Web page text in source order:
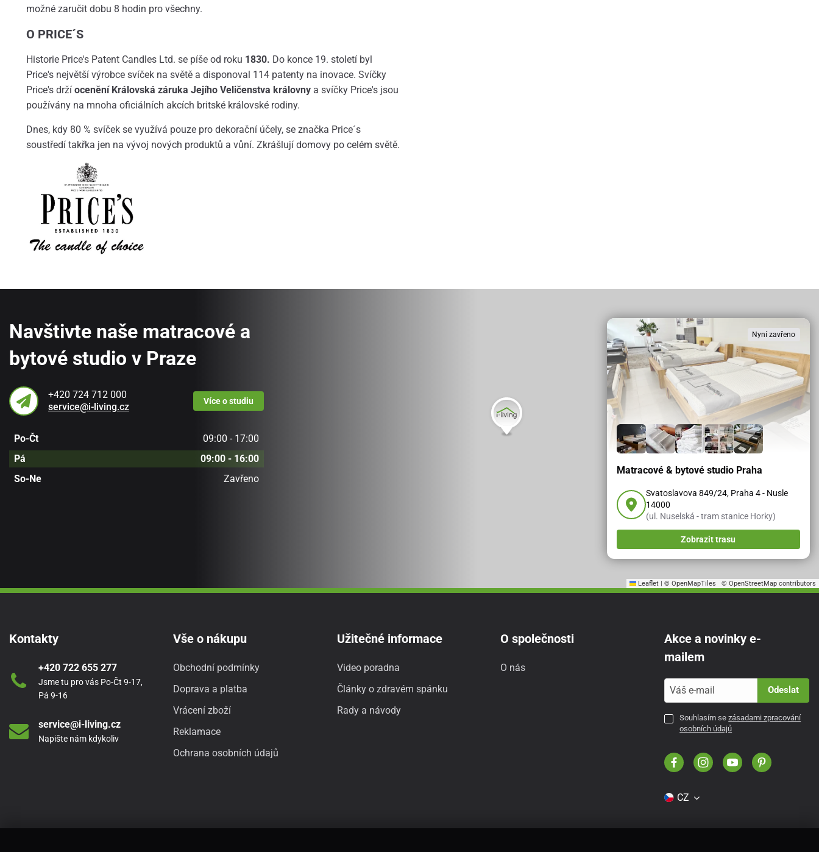
možné zaručit dobu 8 hodin pro všechny.
O PRICE´S
Historie Price's Patent Candles Ltd. se píše od roku 1830. Do konce 19. století byl
Price's největší výrobce svíček na světě a disponoval 114 patenty na inovace. Svíčky
Price's drží ocenění Královská záruka Jejího Veličenstva královnya svíčky Price's jsou
používány na mnoha oficiálních akcích britské královské rodiny.
Dnes, kdy 80 % svíček se využívá pouze pro dekorační účely, se značka Price´s
soustředí takřka jen na vývoj nových produktů a vůní. Zkrášlují domovy po celém světě.
Leaflet | © OpenMapTiles © OpenStreetMap contributors
Navštivte naše matracové a
bytové studio v Praze
+420 724 712 000
service@i-living.cz
Víceo studiu
Po-Čt
09:00 - 17:00
Pá
09:00 - 16:00
So-Ne
Zavřeno
Nyní zavřeno
Matracové & bytové studio Praha
Svatoslavova 849/24, Praha 4 - Nusle
14000
(ul. Nuselská - tram stanice Horky)
Zobrazit trasu
Kontakty
+420 722 655 277
Jsme tu pro vás Po-Čt 9-17,
Pá 9-16
service@i-living.cz
Napište nám kdykoliv
Vše o nákupu
Obchodní podmínky
Doprava a platba
Vrácení zboží
Reklamace
Ochrana osobních údajů
Užitečné informace
Video poradna
Články o zdravém spánku
Rady a návody
O společnosti
O nás
Akce a novinky e-
mailem
Odeslat
Souhlasím sezásadami zpracování
osobních údajů
CZ